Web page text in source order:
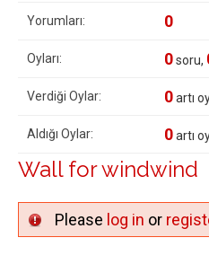
Yorumları: 0
Oyları: 0soru,
Verdiği Oylar: 0artı
Aldığı Oylar: 0artı
Wall for windwind
Please log in or